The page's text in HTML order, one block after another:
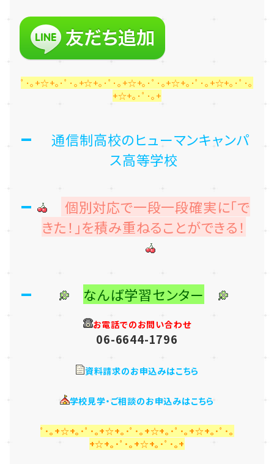
ﾟ･｡+☆+｡･ﾟ･｡+☆+｡･ﾟ･｡+☆+｡･ﾟ･｡+☆+｡･ﾟ･｡+☆+｡･ﾟ･｡
+☆+｡･ﾟ･｡+
通信制高校のヒューマンキャンパ
ス高等学校
個別対応で一段一段確実に「で
きた！」を積み重ねることができる！
なんば学習センター
お電話でのお問い合わせ
06-6644-1796
資料請求のお申込みはこちら
学校見学・ご相談のお申込みはこちら
ﾟ･｡+☆+｡･ﾟ･｡+☆+｡･ﾟ･｡+☆+｡･ﾟ･｡+☆+｡･ﾟ･｡
+☆+｡･ﾟ･｡+☆+｡･ﾟ･｡+